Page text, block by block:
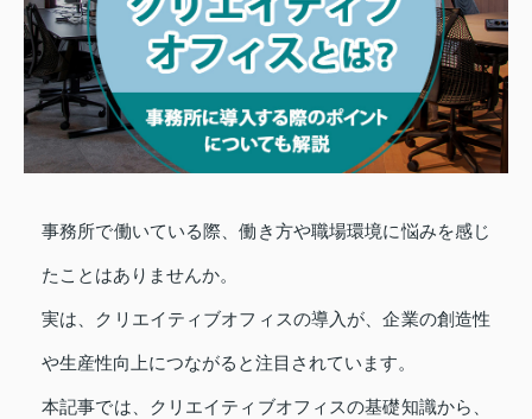
事務所で働いている際、働き方や職場環境に悩みを感じ
たことはありませんか。
実は、クリエイティブオフィスの導入が、企業の創造性
や生産性向上につながると注目されています。
本記事では、クリエイティブオフィスの基礎知識から、